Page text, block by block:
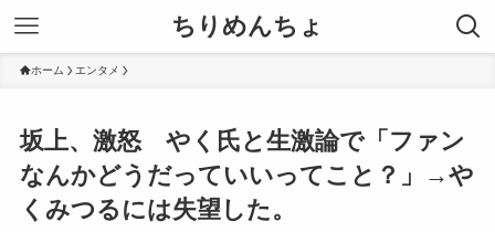
ちりめんちょ
ホーム エンタメ
坂上、激怒 やく氏と生激論で「ファン
なんかどうだっていいってこと？」→や
くみつるには失望した。